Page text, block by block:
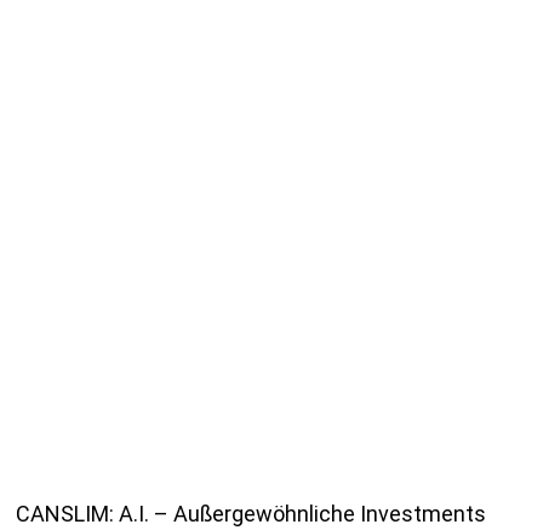
CANSLIM: A.I. – Außergewöhnliche Investments